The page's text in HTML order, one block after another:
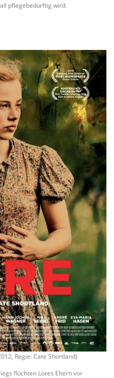
pflegebedürftig wird.
Regie: Cate Shortland)
flüchten Lores Eltern vor